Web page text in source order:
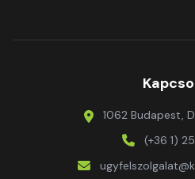
1062 Budapest,
(+36 1)